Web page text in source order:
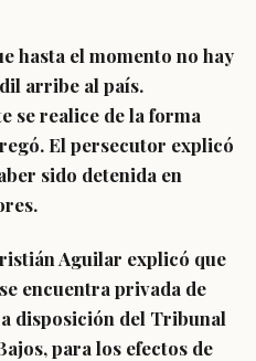
hasta el momento no hay
arribe al país.
se realice de la forma
El persecutor explicó
sido detenida en
Aguilar explicó que
encuentra privada de
disposición del Tribunal
para los efectos de